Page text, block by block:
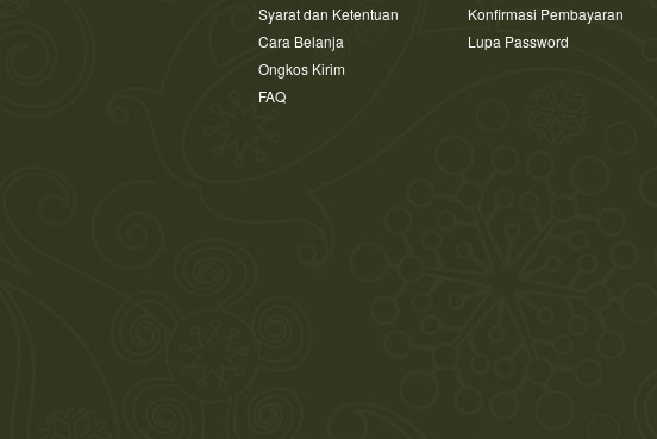
Syarat dan Ketentuan
Cara Belanja
Ongkos Kirim
FAQ
Konfirmasi Pembayaran
Lupa Password